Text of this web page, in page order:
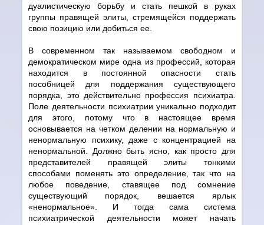
дуалистическую борьбу и стать пешкой в руках
группы правящей элиты, стремящейся поддержать
свою позицию или добиться ее.
В современном так называемом свободном и
демократическом мире одна из профессий, которая
находится в постоянной опасности стать
пособницей для поддержания существующего
порядка, это действительно профессия психиатра.
Поле деятельности психиатрии уникально подходит
для этого, потому что в настоящее время
основывается на четком делении на нормальную и
ненормальную психику, даже с концентрацией на
ненормальной. Должно быть ясно, как просто для
представителей правящей элиты тонкими
способами поменять это определение, так что на
любое поведение, ставящее под сомнение
существующий порядок, вешается ярлык
«ненормальное». И тогда сама система
психиатрической деятельности может начать